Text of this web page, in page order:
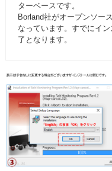
ターベースです。
Borland社がオープンソー
なっています。すでにイ
了となります。